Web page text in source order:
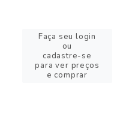
Faça seu login
ou
cadastre-se
para ver preços
e comprar